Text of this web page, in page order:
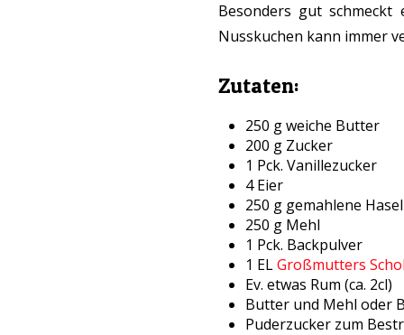
Besonders gut
Nusskuchen kann immer
Zutaten:
250 g weiche Butter
200 g Zucker
1 Pck. Vanillezucker
4 Eier
250 g gemahlene
250 g Mehl
1 Pck. Backpulver
1 ELGroßmutters
Ev. etwas Rum (ca. 2cl)
Butter und Mehl oder
Puderzucker zum